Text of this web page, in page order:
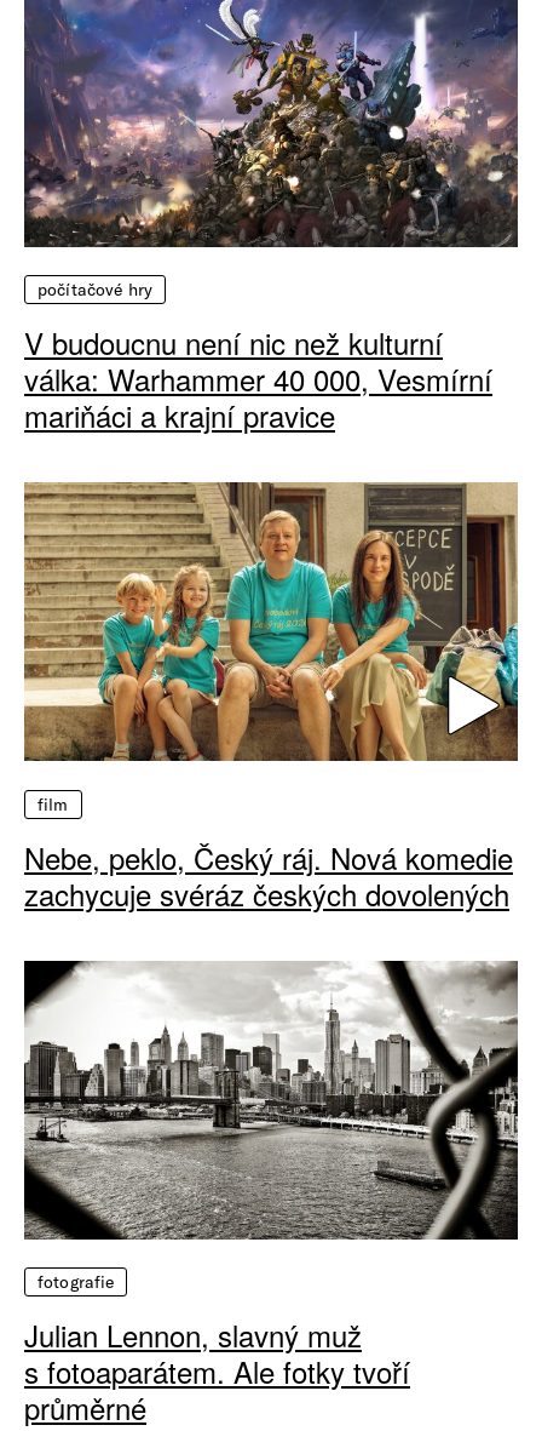
počítačové hry
V budoucnu není nic než kulturní
válka: Warhammer 40 000, Vesmírní
mariňáci a krajní pravice
film
Nebe, peklo, Český ráj. Nová komedie
zachycuje svéráz českých dovolených
fotografie
Julian Lennon, slavný muž
s fotoaparátem. Ale fotky tvoří
průměrné